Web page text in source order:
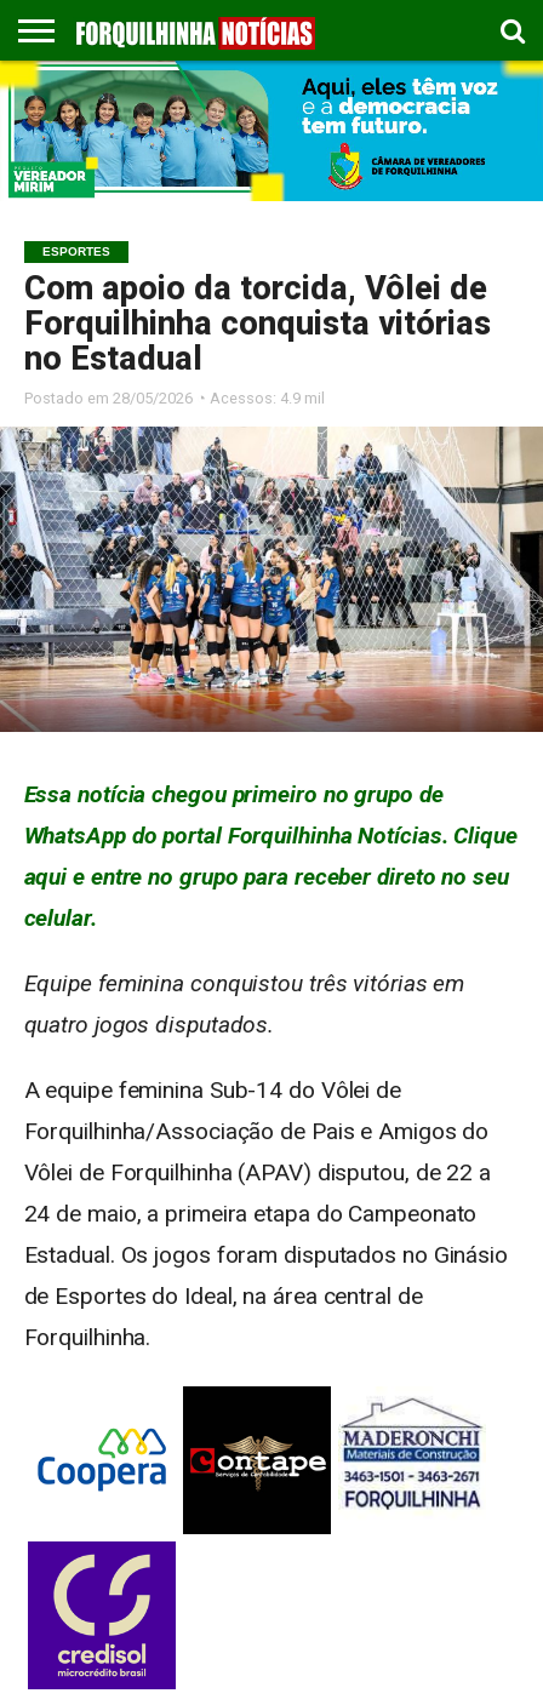
COLUNISTAS
EMPREGOS
ESPORTES
PUBLICAÇÃO
LEGAL
GASTRONOMIA
CONTATO
ESPORTES
Com apoio da torcida, Vôlei de
Forquilhinha conquista vitórias
no Estadual
Postado em 28/05/2026 ◔ Acessos: 4.9 mil
Essa notícia chegou primeiro no grupo de
WhatsApp do portal Forquilhinha Notícias. Clique
aqui e entre no grupo para receber direto no seu
celular.
Equipe feminina conquistou três vitórias em
quatro jogos disputados.
A equipe feminina Sub-14 do Vôlei de
Forquilhinha/Associação de Pais e Amigos do
Vôlei de Forquilhinha (APAV) disputou, de 22 a
24 de maio, a primeira etapa do Campeonato
Estadual. Os jogos foram disputados no Ginásio
de Esportes do Ideal, na área central de
Forquilhinha.